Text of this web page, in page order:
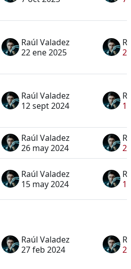
Raúl Valadez
22 ene 2025
Raúl Valadez
12 sept 2024
Raúl Valadez
26 may 2024
Raúl Valadez
15 may 2024
Raúl Valadez
27 feb 2024